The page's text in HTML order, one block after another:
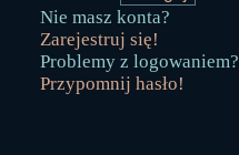
Nie masz konta?
Zarejestruj się!
Problemy z logowaniem?
Przypomnij hasło!